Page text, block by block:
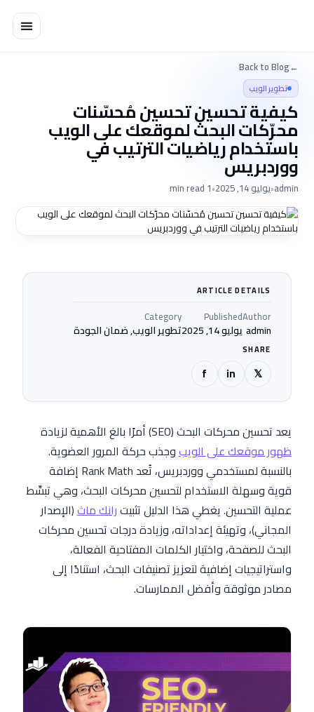
←
Back to Blog
تطوير الويب
كيفية تحسين تحسين مُحسّنات
محرّكات البحث لموقعك على الويب
باستخدام رياضيات الترتيب في
ووردبريس
admin
•يوليو 14, 2025 •
1 min read
ARTICLE DETAILS
Author
admin
Published
يوليو 14, 2025
Category
تطوير الويب, ضمان الجودة
SHARE
𝕏
in
f
يعد تحسين محركات البحث (SEO) أمرًا بالغ الأهمية لزيادة
ظهور موقعك على الويبوجذب حركة المرور العضوية.
بالنسبة لمستخدمي ووردبريس، تُعد Rank Math إضافة
قوية وسهلة الاستخدام لتحسين محركات البحث، وهي تبسِّط
عملية التحسين. يغطي هذا الدليل تثبيترانك ماث(الإصدار
المجاني)، وتهيئة إعداداته، وزيادة درجات تحسين محركات
البحث للصفحة، واختيار الكلمات المفتاحية الفعالة،
واستراتيجيات إضافية لتعزيز تصنيفات البحث، استنادًا إلى
مصادر موثوقة وأفضل الممارسات.